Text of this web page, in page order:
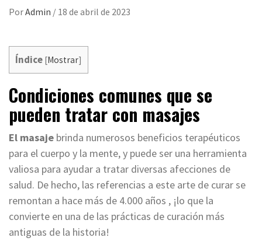
PorAdmin / 18 de abril de 2023
Índice [Mostrar]
Condiciones comunes que se
pueden tratar con masajes
El masaje brinda numerosos beneficios terapéuticos
para el cuerpo y la mente, y puede ser una herramienta
valiosa para ayudar a tratar diversas afecciones de
salud. De hecho, las referencias a este arte de curar se
remontan a hace más de 4.000 años , ¡lo que la
convierte en una de las prácticas de curación más
antiguas de la historia!